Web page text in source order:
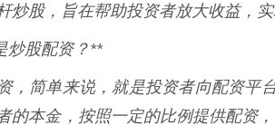
股，旨在帮助投资者放大收益，实
炒股配资？**
，简单来说，就是投资者向配资平
的本金，按照一定的比例提供配资